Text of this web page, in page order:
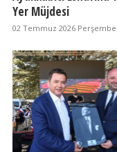
Yer Müjdesi
02 Temmuz 2026 Perşembe